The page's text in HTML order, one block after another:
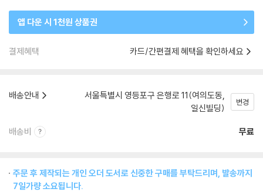
앱 다운 시 1천원 상품권
결제혜택 카드/간편결제 혜택을 확인하세요
배송안내
서울특별시 영등포구 은행로 11(여의도동,
일신빌딩)
변경
배송비 무료
주문 후 제작되는 개인 오더 도서로 신중한 구매를 부탁드리며, 발송까지
7일가량 소요됩니다.